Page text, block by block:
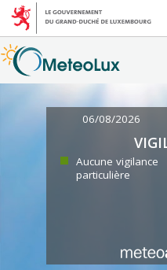
06/08/2026
Aucune vigilance
particulière